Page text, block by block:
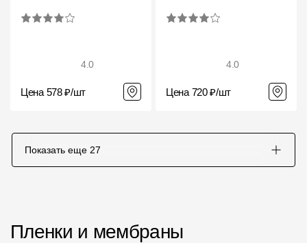
4.0
Цена 578 ₽/шт
4.0
Цена 720 ₽/шт
Показать еще 27
Пленки и мембраны